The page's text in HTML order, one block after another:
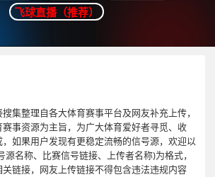
飞球直播（推荐）
集整理自各大体育赛事平台及网友补充上传，
事资源为主旨，为广大体育爱好者寻觅、收
如果用户发现有更稳定流畅的信号源，欢迎以
源名称、比赛信号链接、上传者名称)为格式，
链接，网友上传链接不得包含违法违规内容